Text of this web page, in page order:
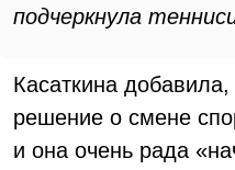
подчеркнула
Касаткина
решение о смене
и она очень рада